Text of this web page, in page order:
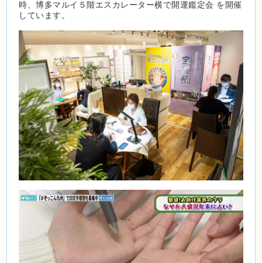
時、博多マルイ５階エスカレーター横で開運鑑定会 を開催
しています。